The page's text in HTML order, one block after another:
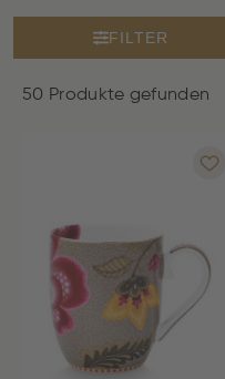
FILTER
50 Produkte gefunden